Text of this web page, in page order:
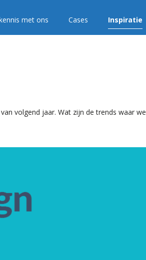
met ons Cases Inspiratie
volgend jaar. Wat zijn de trends waar we